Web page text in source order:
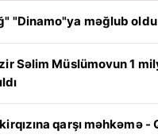
"Dinamo"ya məğlub oldu